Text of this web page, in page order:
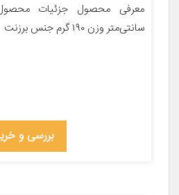
سانتی‌متر وزن ۱۹۰ گرم جنس برزنت
بررسی و